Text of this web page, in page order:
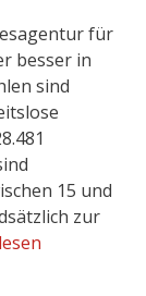
für
besser in
sind
15 und
zur